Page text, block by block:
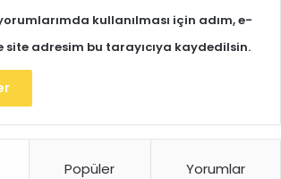
kullanılması için adım, e-
site adresim bu tarayıcıya kaydedilsin.
Popüler Yorumlar